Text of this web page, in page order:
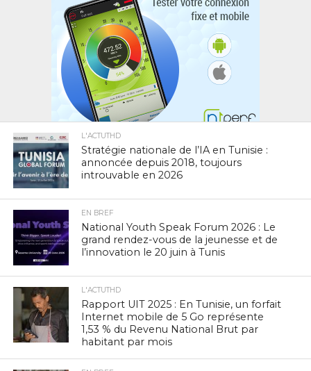
L'ACTUTHD
Stratégie nationale de l’IA en Tunisie :
annoncée depuis 2018, toujours
introuvable en 2026
EN BREF
National Youth Speak Forum 2026 : Le
grand rendez-vous de la jeunesse et de
l’innovation le 20 juin à Tunis
L'ACTUTHD
Rapport UIT 2025 : En Tunisie, un forfait
Internet mobile de 5 Go représente
1,53 % du Revenu National Brut par
habitant par mois